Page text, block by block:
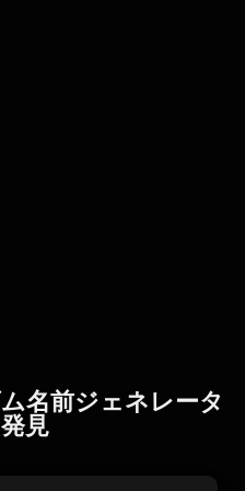
名前ジェネレータ
見